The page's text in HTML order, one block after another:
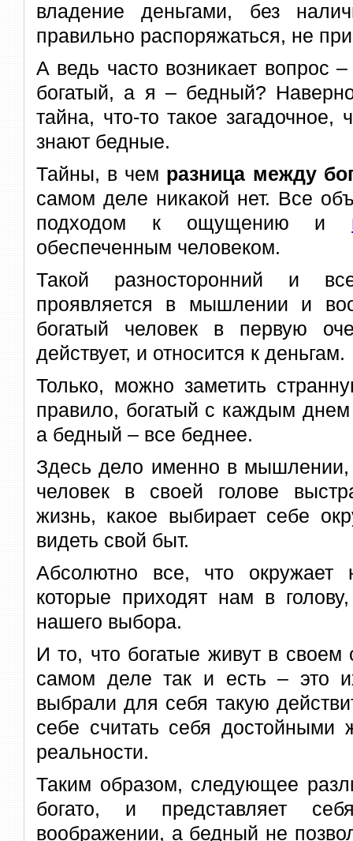
владение деньгами, без
правильно распоряжаться, не
А ведь часто возникает вопрос
богатый, а я – бедный?
тайна, что-то такое загадочное,
знают бедные.
Тайны, в чем разница между
самом деле никакой нет. Все
подходом к ощущению и
обеспеченным человеком.
Такой разносторонний и
проявляется в мышлении и
богатый человек в первую
действует, и относится к деньгам.
Только, можно заметить
правило, богатый с каждым днем
а бедный – все беднее.
Здесь дело именно в
человек в своей голове
жизнь, какое выбирает себе
видеть свой быт.
Абсолютно все, что
которые приходят нам в
нашего выбора.
И то, что богатые живут в
самом деле так и есть – это
выбрали для себя такую
себе считать себя достойными
реальности.
Таким образом, следующее
богато, и представляет
воображении, а бедный не